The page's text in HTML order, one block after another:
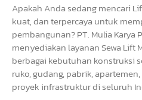
Apakah Anda sedang mencari
kuat, dan terpercaya untuk
pembangunan? PT. Mulia Karya
menyediakan layanan Sewa Lift
berbagai kebutuhan konstruksi
ruko, gudang, pabrik,
proyek infrastruktur di seluruh